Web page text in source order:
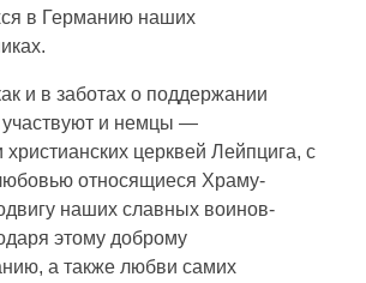
в Германию наших
и в заботах о поддержании
участвуют и немцы —
христианских церквей Лейпцига, с
относящиеся Храму-
наших славных воинов-
этому доброму
а также любви самих